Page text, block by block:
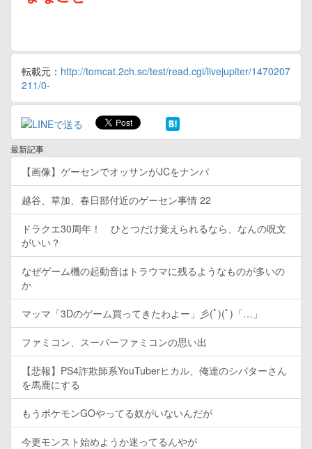
転載元： http://tomcat.2ch.sc/test/read.cgi/livejupiter/1470207
211/0-
最新記事
【画像】ゲーセンでオッサンがJCをナンパ
越谷、草加、春日部付近のゲーセン事情 22
ドラクエ30周年！ ひとつだけ覚えられるなら、なんの呪文
がいい？
なぜゲーム機の起動音はトラウマに残るようなものが多いの
か
マッマ「3Dのゲーム買ってきたわよー」彡(ﾟ)(ﾟ)「…」
ファミコン、スーパーファミコンの思い出
【悲報】PS4詐欺師系YouTuberヒカル、俺達のシバターさん
を馬鹿にする
もうポケモンGOやってる奴がいないんだが
今更モンスト始めようか迷ってるんやが